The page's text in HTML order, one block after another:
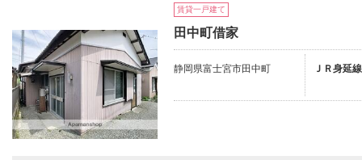
賃貸一戸建て
田中町借家
静岡県富士宮市田中町 ＪＲ身延